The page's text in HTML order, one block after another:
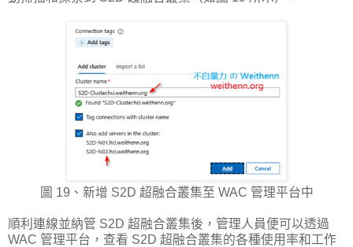
圖 19、新增 S2D 超融合叢集至 WAC 管理平台中
順利連線並納管 S2D 超融合叢集後，管理人員便可以透過
WAC 管理平台，查看 S2D 超融合叢集的各種使用率和工作